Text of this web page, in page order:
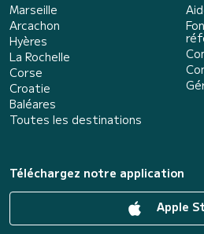
Marseille
Arcachon
Hyères
La Rochelle
Corse
Croatie
Baléares
Toutes les destinations
Téléchargez notre application
Apple